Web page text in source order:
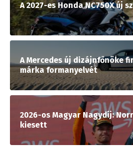
A 2027-es Honda NC750X új
A Mercedes új dizájnfőnöke
márka formanyelvét
2026-os Magyar Nagydíj:
kiesett